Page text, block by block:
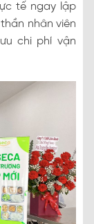
tế ngay lập
nhân viên
chi phí vận